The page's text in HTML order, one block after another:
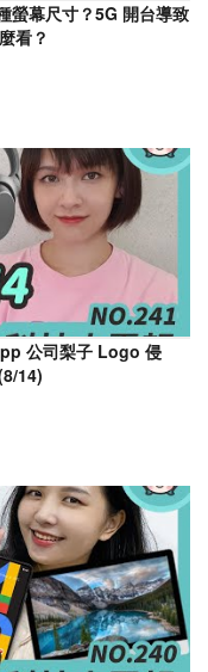
螢幕尺寸？5G 開台導致
看？
公司梨子 Logo 侵
14)